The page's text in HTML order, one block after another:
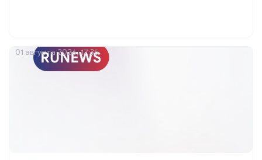
01 августа 2026, 17:35